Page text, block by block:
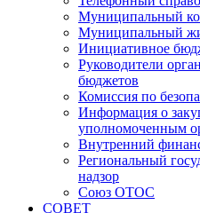
Муниципальный
Муниципальный
Инициативное
Руководители
бюджетов
Комиссия по
Информация о
уполномоченным
Внутренний
Региональный
надзор
Союз ОТОС
СОВЕТ